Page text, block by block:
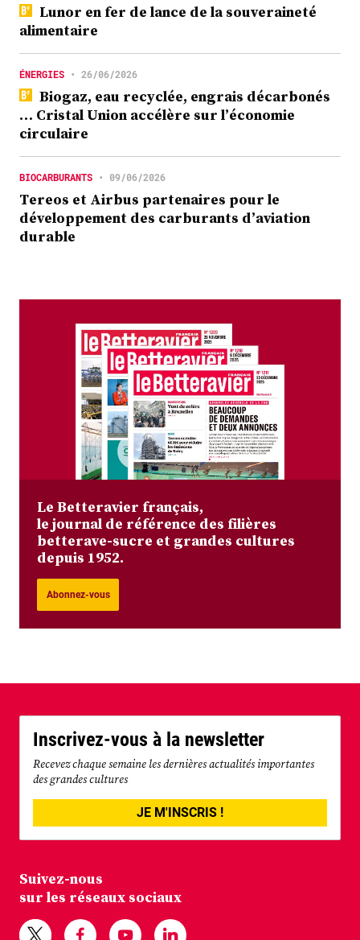
Lunor en fer de lance de la souveraineté
alimentaire
ÉNERGIES • 26/06/2026
Biogaz, eau recyclée, engrais décarbonés
… Cristal Union accélère sur l’économie
circulaire
BIOCARBURANTS • 09/06/2026
Tereos et Airbus partenaires pour le
développement des carburants d’aviation
durable
Le Betteravier français,
le journal de référence des filières
betterave-sucre et grandes cultures
depuis 1952.
Abonnez-vous
Inscrivez-vous à la newsletter
Recevez chaque semaine les dernières actualités importantes
des grandes cultures
JE M'INSCRIS !
Suivez-nous
sur les réseaux sociaux